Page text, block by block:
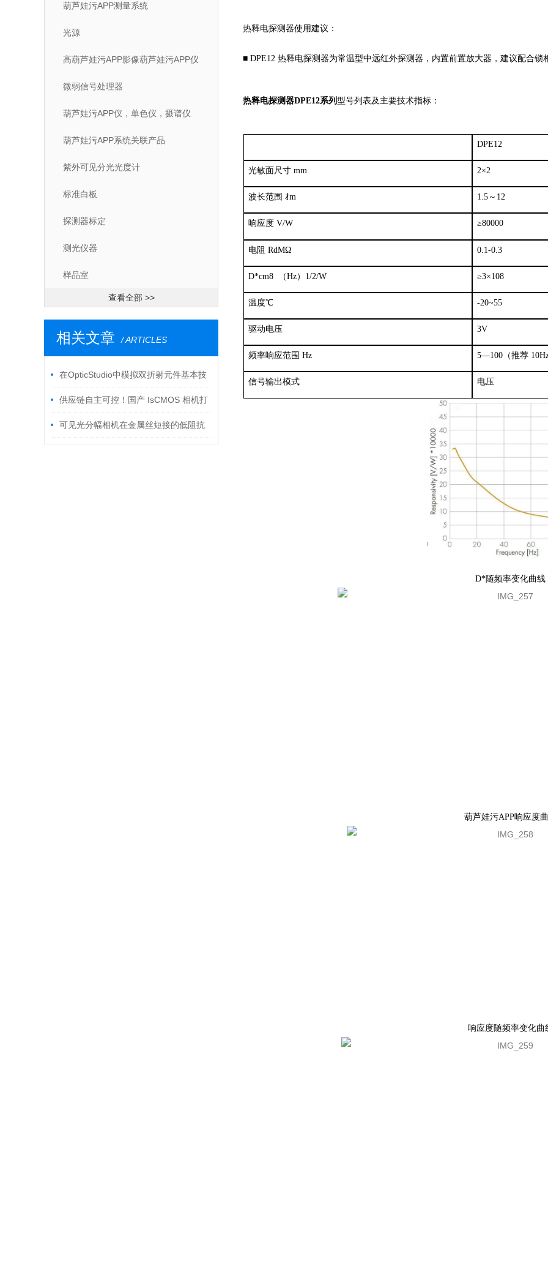
葫芦娃污APP测量系统
光源
高葫芦娃污APP影像葫芦娃污APP仪
微弱信号处理器
葫芦娃污APP仪，单色仪，摄谱仪
葫芦娃污APP系统关联产品
紫外可见分光光度计
标准白板
探测器标定
测光仪器
样品室
查看全部 >>
相关文章 / ARTICLES
在OpticStudio中模拟双折射元件基本技
巧 供应链自主可控！国产 IsCMOS 相机打
破科研相机长期进口依赖
可见光分幅相机在金属丝短接的低阻抗
热释电探测器使用建议：
■ DPE12 热释电探测器为常温型中远红外探测器，内置前置放大器，建议配合锁相
热释电探测器DPE12系列 型号列表及主要技术指标：
DPE12
光敏面尺寸 mm 2×2
波长范围 ｵm 1.5～12
响应度 V/W ≥80000
电阻 RdMΩ 0.1-0.3
D*cm8 （Hz）1/2/W ≥3×108
温度℃ -20~55
驱动电压 3V
频率响应范围 Hz 5—100（推荐
信号输出模式 电压
D*随频率变化曲线
葫芦娃污APP响应度
响应度随频率变化曲